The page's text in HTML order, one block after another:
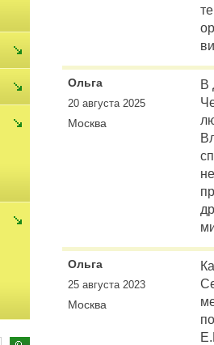
Ольга
20 августа 2025
Москва
В
Ольга
25 августа 2023
Москва